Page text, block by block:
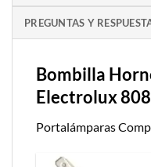
PREGUNTAS Y
Bombilla
Electrolux
Portalámparas